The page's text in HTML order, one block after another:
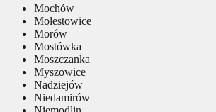
Mochów
Molestowice
Morów
Mostówka
Moszczanka
Myszowice
Nadziejów
Niedamirów